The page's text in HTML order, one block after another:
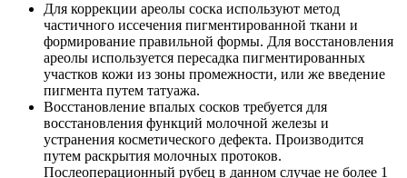
Для коррекции ареолы соска используют метод
частичного иссечения пигментированной ткани и
формирование правильной формы. Для восстановления
ареолы используется пересадка пигментированных
участков кожи из зоны промежности, или же введение
пигмента путем татуажа.
Восстановление впалых сосков требуется для
восстановления функций молочной железы и
устранения косметического дефекта. Производится
путем раскрытия молочных протоков.
Послеоперационный рубец в данном случае не более 1